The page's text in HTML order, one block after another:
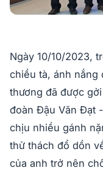
Ngày 10/10/2023,
chiều tà, ánh nắng
thương đã được
đoàn Đậu Văn Đạt
chịu nhiều gánh
thử thách đổ dồn
của anh trở nên